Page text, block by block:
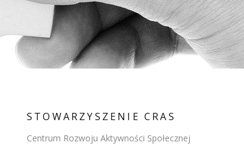
STOWARZYSZENIE CRAS
Centrum Rozwoju Aktywności Społecznej